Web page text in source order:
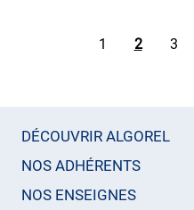
Page
1
Page
2 Page
3
DÉCOUVRIR ALGOREL
NOS ADHÉRENTS
NOS ENSEIGNES